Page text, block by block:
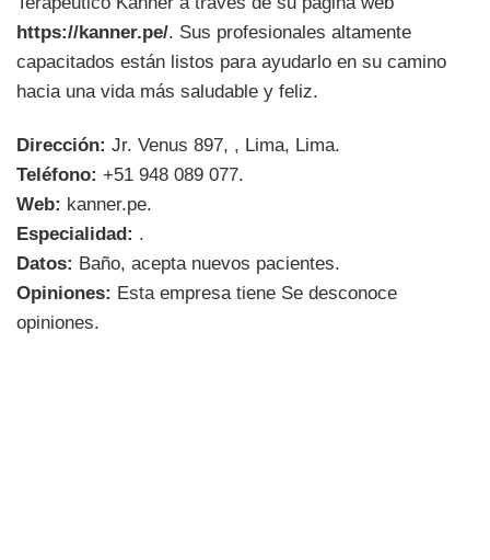
https://kanner.pe/. Sus profesionales altamente
capacitados están listos para ayudarlo en su camino
hacia una vida más saludable y feliz.
Dirección: Jr. Venus 897, , Lima, Lima.
Teléfono: +51 948 089 077.
Web: kanner.pe.
Especialidad: .
Datos: Baño, acepta nuevos pacientes.
Opiniones: Esta empresa tiene Se desconoce
opiniones.